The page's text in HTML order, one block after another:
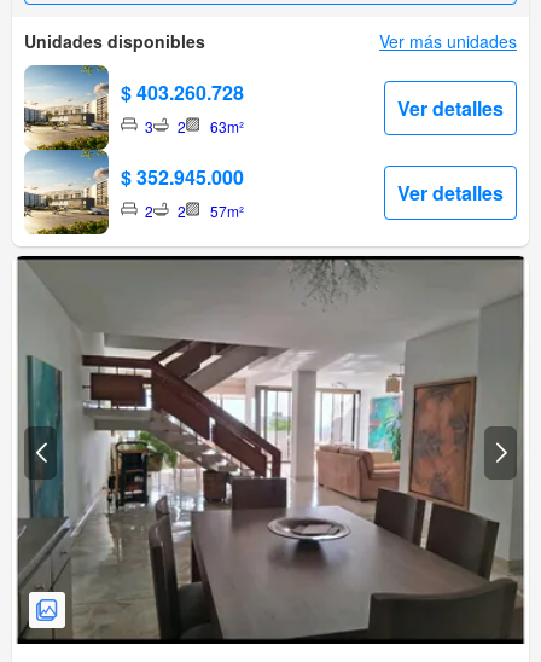
Unidades disponibles Ver más unidades
$ 403.260.728
3 2 63m²
Ver detalles
$ 352.945.000
2 2 57m²
Ver detalles